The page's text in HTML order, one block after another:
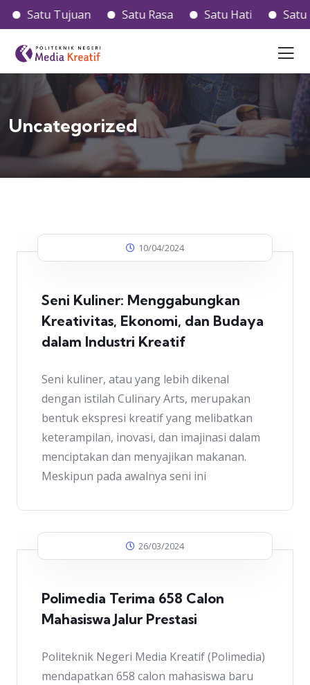
Satu Tujuan Satu Rasa Satu Hati Satu
Uncategorized
10/04/2024
Seni Kuliner: Menggabungkan
Kreativitas, Ekonomi, dan Budaya
dalam Industri Kreatif
Seni kuliner, atau yang lebih dikenal
dengan istilah Culinary Arts, merupakan
bentuk ekspresi kreatif yang melibatkan
keterampilan, inovasi, dan imajinasi dalam
menciptakan dan menyajikan makanan.
Meskipun pada awalnya seni ini
26/03/2024
Polimedia Terima 658 Calon
Mahasiswa Jalur Prestasi
Politeknik Negeri Media Kreatif (Polimedia)
mendapatkan 658 calon mahasiswa baru